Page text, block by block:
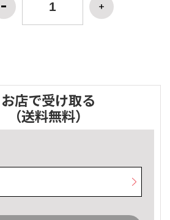
お店で受け取る
（送料無料）